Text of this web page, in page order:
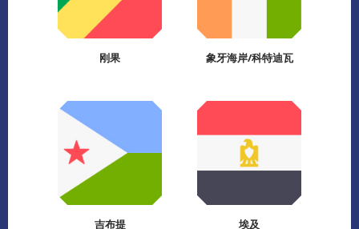
刚果 象牙海岸/科特迪瓦
吉布提 埃及